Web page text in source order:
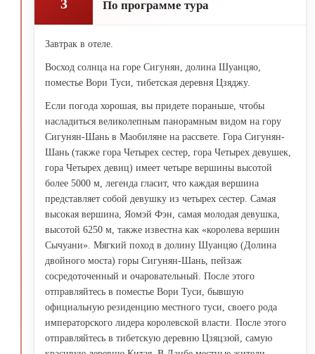
3 По программе тура
Завтрак в отеле.
Восход солнца на горе Сигунян, долина Шуанцяо,
поместье Вори Туси, тибетская деревня Цзяджу.
Если погода хорошая, вы придете пораньше, чтобы
насладиться великолепным панорамным видом на гору
Сигунян-Шань в Маобиляне на рассвете. Гора Сигунян-
Шань (также гора Четырех сестер, гора Четырех девушек,
гора Четырех девиц) имеет четыре вершины высотой
более 5000 м, легенда гласит, что каждая вершина
представляет собой девушку из четырех сестер. Самая
высокая вершина, Яомэй Фэн, самая молодая девушка,
высотой 6250 м, также известна как «королева вершин
Сычуани». Мягкий поход в долину Шуанцяо (Долина
двойного моста) горы Сигунян-Шань, пейзаж
сосредоточенный и очаровательный. После этого
отправляйтесь в поместье Вори Туси, бывшую
официальную резиденцию местного туси, своего рода
императорского лидера королевской власти. После этого
отправляйтесь в тибетскую деревню Цзяцзюй, самую